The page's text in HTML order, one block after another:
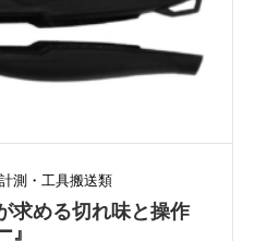
計測・工具搬送類
求める切れ味と操作